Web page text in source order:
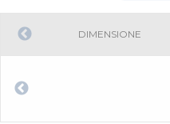
DIMENSIONE